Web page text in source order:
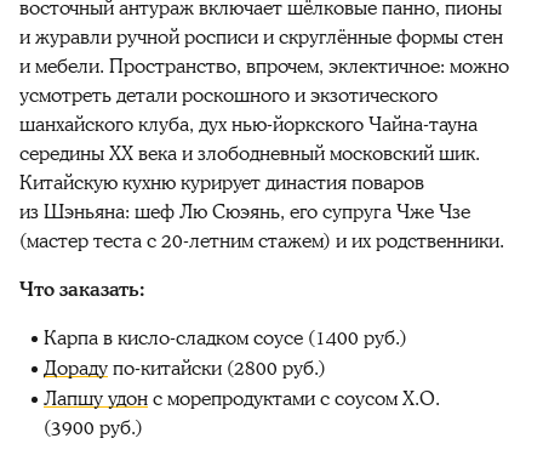
восточный антураж включает шёлковые панно, пионы
и журавли ручной росписи и скруглённые формы стен
и мебели. Пространство, впрочем, эклектичное: можно
усмотреть детали роскошного и экзотического
шанхайского клуба, дух нью-йоркского Чайна-тауна
середины XX века и злободневный московский шик.
Китайскую кухню курирует династия поваров
из Шэньяна: шеф Лю Сюэянь, его супруга Чже Чзе
(мастер теста с 20-летним стажем) и их родственники.
Что заказать:
Карпа в кисло-сладком соусе (1400 руб.)
Дорадупо-китайски (2800 руб.)
Лапшу удонс морепродуктами с соусом Х.О.
(3900 руб.)